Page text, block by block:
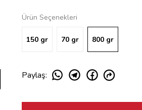
Ürün Seçenekleri
150 gr 70 gr 800 gr
Paylaş: